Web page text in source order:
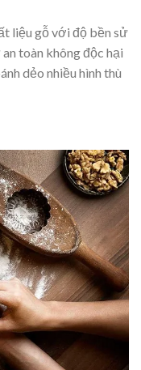
liệu gỗ với độ bền sử
toàn không độc hại
dẻo nhiều hình thù